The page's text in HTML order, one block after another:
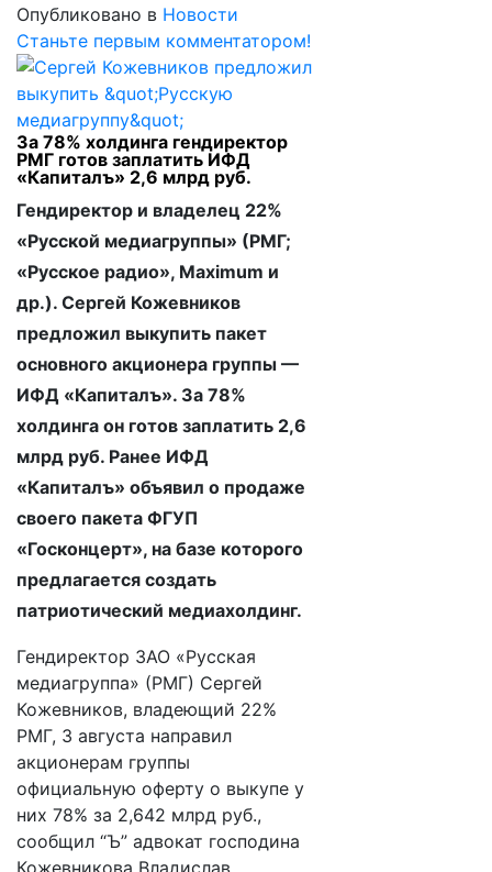
Опубликовано в Новости
Станьте первым комментатором!
За 78% холдинга гендиректор
РМГ готов заплатить ИФД
«Капиталъ» 2,6 млрд руб.
Гендиректор и владелец 22%
«Русской медиагруппы» (РМГ;
«Русское радио», Maximum и
др.). Сергей Кожевников
предложил выкупить пакет
основного акционера группы —
ИФД «Капиталъ». За 78%
холдинга он готов заплатить 2,6
млрд руб. Ранее ИФД
«Капиталъ» объявил о продаже
своего пакета ФГУП
«Госконцерт», на базе которого
предлагается создать
патриотический медиахолдинг.
Гендиректор ЗАО «Русская
медиагруппа» (РМГ) Сергей
Кожевников, владеющий 22%
РМГ, 3 августа направил
акционерам группы
официальную оферту о выкупе у
них 78% за 2,642 млрд руб.,
сообщил “Ъ” адвокат господина
Кожевникова Владислав